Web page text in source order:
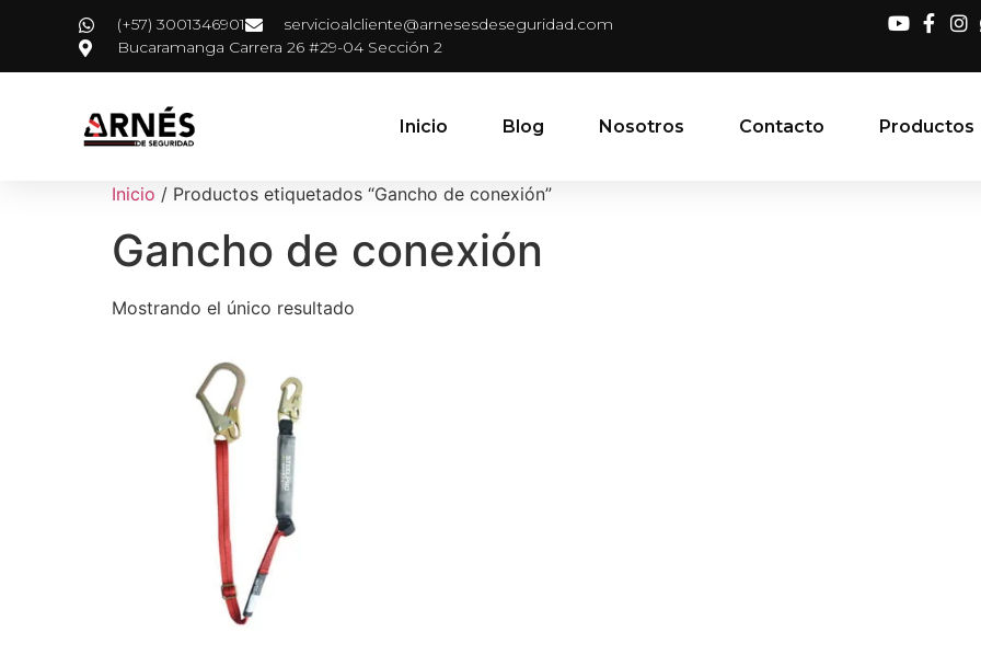
(+57) 3001346901
servicioalcliente@arnesesdeseguridad.com
Bucaramanga Carrera 26 #29-04 Sección 2
Inicio Blog Nosotros Contacto Productos
Inicio / Productos etiquetados “Gancho de conexión”
Gancho de conexión
Mostrando el único resultado